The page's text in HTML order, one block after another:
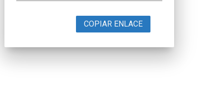
COPIAR ENLACE